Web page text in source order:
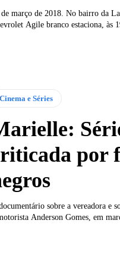
de março de 2018. No bairro da
Agile branco estaciona, às
Cinema e Séries
por
sobre a vereadora e
Anderson Gomes, em